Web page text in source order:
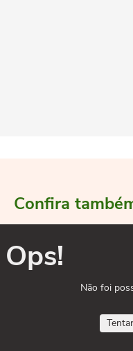
Confira
Ops!
Não foi